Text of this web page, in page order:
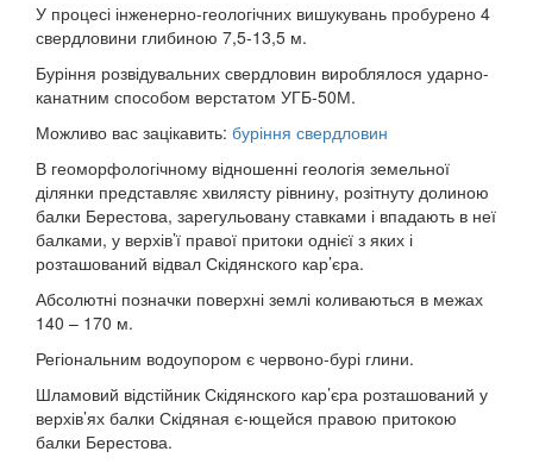
У процесі інженерно-геологічних вишукувань пробурено 4
свердловини глибиною 7,5-13,5 м.
Буріння розвідувальних свердловин вироблялося ударно-
канатним способом верстатом УГБ-50М.
Можливо вас зацікавить: буріння свердловин
В геоморфологічному відношенні геологія земельної
ділянки представляє хвилясту рівнину, розітнуту долиною
балки Берестова, зарегульовану ставками і впадають в неї
балками, у верхів’ї правої притоки однієї з яких і
розташований відвал Скідянского кар’єра.
Абсолютні позначки поверхні землі коливаються в межах
140 – 170 м.
Регіональним водоупором є червоно-бурі глини.
Шламовий відстійник Скідянского кар’єра розташований у
верхів’ях балки Скідяная є-ющейся правою притокою
балки Берестова.